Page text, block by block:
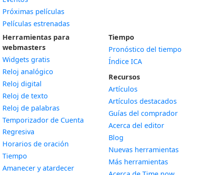
Próximas películas
Películas estrenadas
Herramientas para
webmasters
Widgets gratis
Reloj analógico
Reloj digital
Reloj de texto
Reloj de palabras
Temporizador de Cuenta
Regresiva
Horarios de oración
Tiempo
Amanecer y atardecerWidget
Tiempo
Pronóstico del tiempo
Índice ICA
Recursos
Artículos
Artículos destacados
Guías del comprador
Acerca del editor
Blog
Nuevas herramientas
Más herramientas